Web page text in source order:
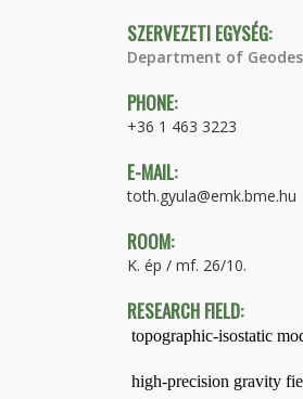
SZERVEZETI EGYSÉG:
Department of
PHONE:
+36 1 463 3223
E-MAIL:
toth.gyula@emk.bme.hu
ROOM:
K. ép / mf. 26/10.
RESEARCH FIELD:
 topographic-isostatic
 high-precision gravity